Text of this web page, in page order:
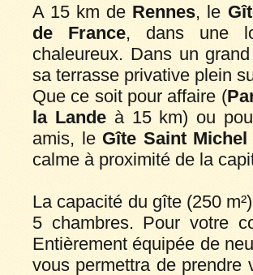
A 15 km de Rennes, le
de France, dans une
chaleureux. Dans un
sa terrasse privative plein
Que ce soit pour affaire (
la Landeà 15 km) ou
amis, le Gîte Saint Michel
calme à proximité de la
La capacité du gîte (250
5 chambres. Pour votre
Entièrement équipée de
vous permettra de prendre